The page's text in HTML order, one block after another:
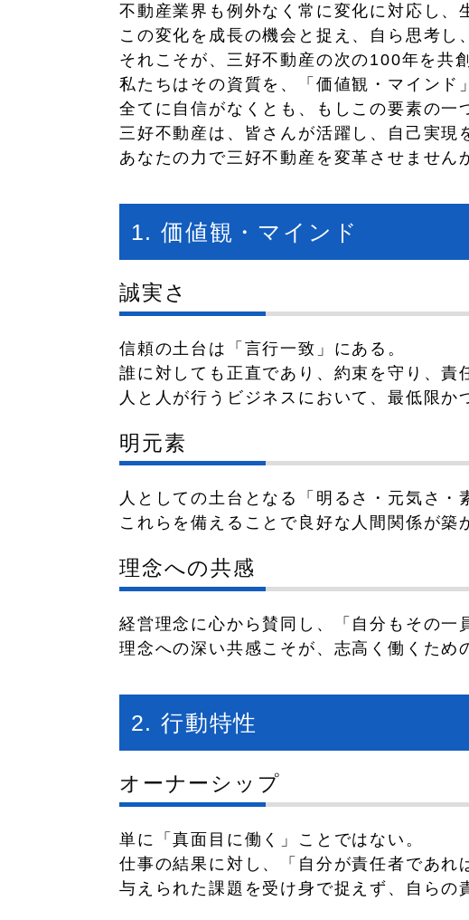
不動産業界も例外なく常に変化に対応し、
この変化を成長の機会と捉え、自ら思考し
それこそが、三好不動産の次の100年を共
私たちはその資質を、「価値観・マイン
全てに自信がなくとも、もしこの要素の一
三好不動産は、皆さんが活躍し、自己実
あなたの力で三好不動産を変革させません
1. 価値観・マインド
誠実さ
信頼の土台は「言行一致」にある。
誰に対しても正直であり、約束を守り、責
人と人が行うビジネスにおいて、最低限か
明元素
人としての土台となる「明るさ・元気さ・
これらを備えることで良好な人間関係が築
理念への共感
経営理念に心から賛同し、「自分もその一
理念への深い共感こそが、志高く働くため
2. 行動特性
オーナーシップ
単に「真面目に働く」ことではない。
仕事の結果に対し、「自分が責任者であれ
与えられた課題を受け身で捉えず、自ら